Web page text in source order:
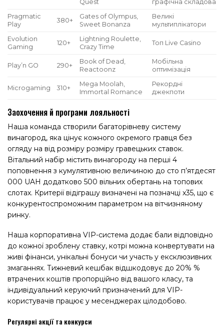
Quest
графічна складова
Pragmatic
Play
380+
Gates of Olympus,
Sweet Bonanza
Великі
мультиплікатори
Evolution
Gaming
120+
Lightning Roulette,
Crazy Time
Топ Live Casino
Play’n GO 290+
Book of Dead,
Reactoonz
Мобільна
оптимізація
Microgaming 310+
Mega Moolah,
Immortal Romance
Рекордні
джекпоти
Заохочення й програми лояльності
Наша команда створили багаторівневу систему
винагород, яка цінує кожного окремого гравця без
огляду на від розміру розміру гравецьких ставок.
Вітальний набір містить винагороду на перші 4
поповнення з кумулятивною величиною до сто п’ятдесят
000 UAH додатково 500 вільних обертань на топових
слотах. Критерії відіграшу визначені на позначці x35, що є
конкурентоспроможним параметром на вітчизняному
ринку.
Наша корпоративна VIP-система додає бали відповідно
до кожної зроблену ставку, котрі можна конвертувати на
живі фінанси, унікальні бонуси чи участь у ексклюзивних
змаганнях. Тижневий кешбак відшкодовує до 20% %
втрачених коштів пропорційно від вашого класу, та
індивідуальний керуючий призначений для VIP-
користувачів працює у месенджерах цілодобово.
Регулярні акції та конкурси